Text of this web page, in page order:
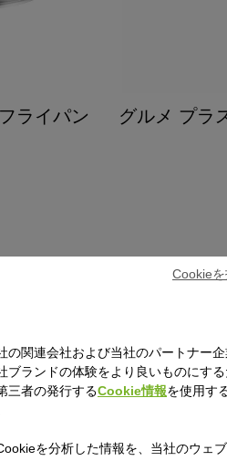
ライパン
グルメ プラ
の関連会社および当社のパートナー
ブランドの体験をより良いものにす
三者の発行するCookie情報を使用す
を分析した情報を、当社のウェ
Cookie